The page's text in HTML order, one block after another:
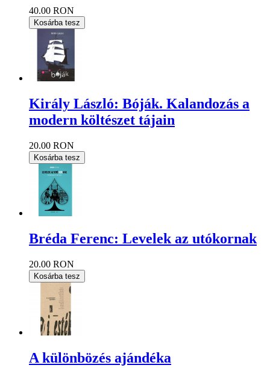
40.00 RON
Kosárba tesz
Király László: Bóják. Kalandozás a
modern költészet tájain
20.00 RON
Kosárba tesz
Bréda Ferenc: Levelek az utókornak
20.00 RON
Kosárba tesz
A különbözés ajándéka